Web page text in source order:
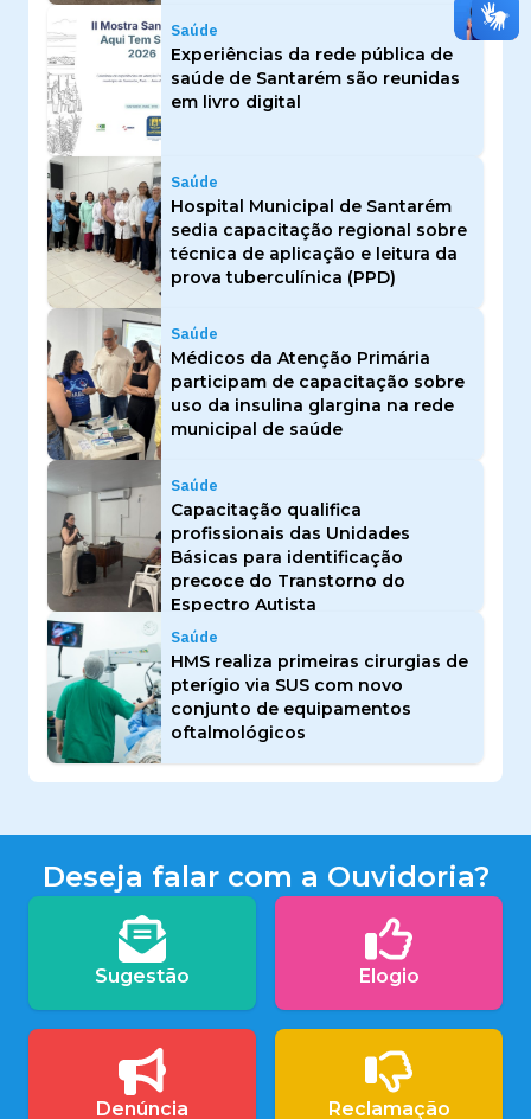
Saúde
Experiências da rede pública de
saúde de Santarém são reunidas
em livro digital
Saúde
Hospital Municipal de Santarém
sedia capacitação regional sobre
técnica de aplicação e leitura da
prova tuberculínica (PPD)
Saúde
Médicos da Atenção Primária
participam de capacitação sobre
uso da insulina glargina na rede
municipal de saúde
Saúde
Capacitação qualifica
profissionais das Unidades
Básicas para identificação
precoce do Transtorno do
Espectro Autista
Saúde
HMS realiza primeiras cirurgias de
pterígio via SUS com novo
conjunto de equipamentos
oftalmológicos
Deseja falar com a Ouvidoria?
Sugestão Elogio
Denúncia Reclamação